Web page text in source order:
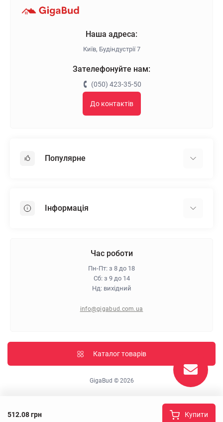
512.08 грн Купити
Наша адреса:
Київ, Будіндустрії 7
Зателефонуйте нам:
(050) 423-35-50
До контактів
Популярне
Пінопласт
Інформація
Гарантія та повернення
Політика конфіденційності
Час роботи
Пн-Пт: з 8 до 18
Сб: з 9 до 14
Нд: вихідний
info@gigabud.com.ua
Каталог товарів
GigaBud © 2026